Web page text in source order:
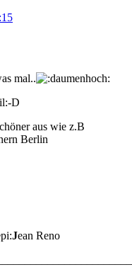
mal..
D
aus wie z.B
Berlin
Jean Reno